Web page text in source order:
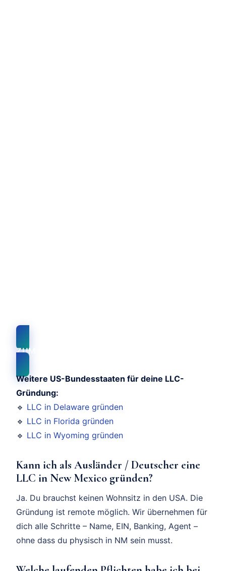
ZUM ERSTGESPRÄCH
Weitere US-Bundesstaaten für deine LLC-
Gründung:
🔹 LLC in Delaware gründen
🔹 LLC in Florida gründen
🔹 LLC in Wyoming gründen
Kann ich als Ausländer / Deutscher eine
LLC in New Mexico gründen?
Ja. Du brauchst keinen Wohnsitz in den USA. Die
Gründung ist remote möglich. Wir übernehmen für
dich alle Schritte – Name, EIN, Banking, Agent –
ohne dass du physisch in NM sein musst.